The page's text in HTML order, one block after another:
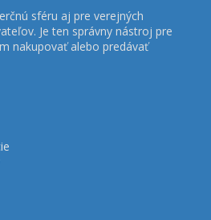
sféru aj pre verejných
Je ten správny nástroj pre
nakupovať alebo predávať